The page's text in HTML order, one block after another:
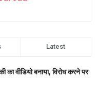
Latest
का वीडियो बनाया, विरोध करने पर